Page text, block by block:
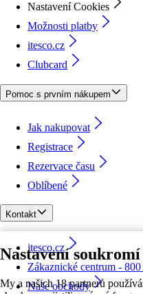
Nastavení soukromí
My a našich 18 partnerů
Nastavení Cookies
Možnosti platby
itesco.cz
Clubcard
Pomoc s prvním nákupem
Jak nakupovat
Registrace
Rezervace času
Oblíbené
Kontakt
itesco.cz
Zákaznické centrum -
Naše obchody